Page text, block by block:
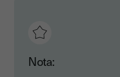
Nota: